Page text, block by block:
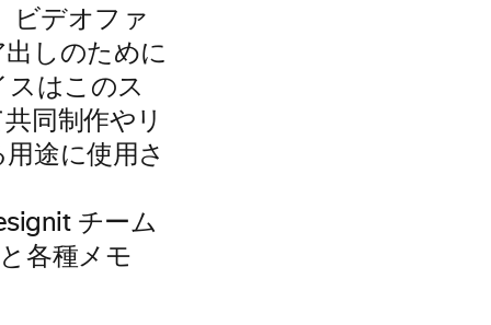
ビデオファ
しのために
スはこのス
同制作やリ
途に使用さ